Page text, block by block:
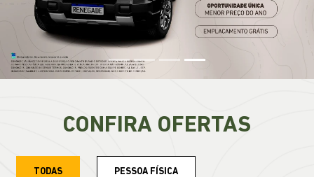
CONFIRA OFERTAS
TODAS PESSOA FÍSICA